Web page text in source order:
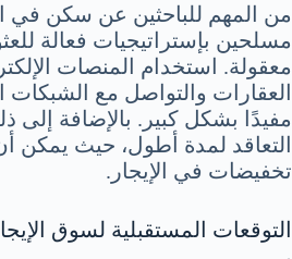
من المهم للباحثين عن سكن في
مسلحين بإستراتيجيات فعالة
معقولة. استخدام المنصات
العقارات والتواصل مع
مفيدًا بشكل كبير. بالإضافة إلى
التعاقد لمدة أطول، حيث يمكن
تخفيضات في الإيجار.
التوقعات المستقبلية لسوق